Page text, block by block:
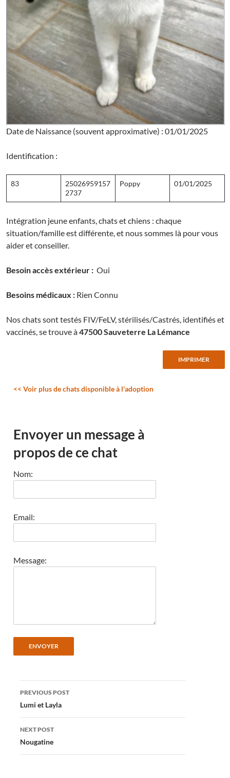
Date de Naissance (souvent approximative) : 01/01/2025
Identification :
83
25026959157
2737
Poppy 01/01/2025
Intégration jeune enfants, chats et chiens : chaque
situation/famille est différente, et nous sommes là pour vous
aider et conseiller.
Besoin accès extérieur : Oui
Besoins médicaux : Rien Connu
Nos chats sont testés FIV/FeLV, stérilisés/Castrés, identifiés et
vaccinés, se trouve à47500 Sauveterre La Lémance
<< Voir plus de chats disponible à l'adoption
Envoyer un message à
propos de ce chat
Nom:
Email:
Message:
Post
navigation
PREVIOUS POST
Lumi et Layla
NEXT POST
Nougatine